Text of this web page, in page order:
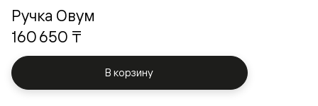
Ручка Овум
160 650 ₸
В корзину